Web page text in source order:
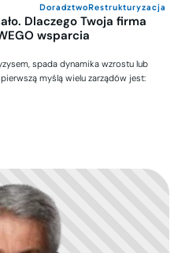
DoradztwoRestrukturyzacja
Dlaczego Twoja firma
wsparcia
spada dynamika wzrostu lub
myślą wielu zarządów jest: